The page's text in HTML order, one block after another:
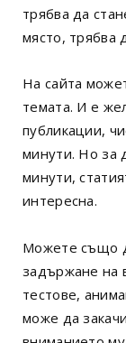
трябва да
място, трябва
На сайта
темата. И е
публикации,
минути. Но за
минути,
интересна.
Можете също
задържане на
тестове,
може да